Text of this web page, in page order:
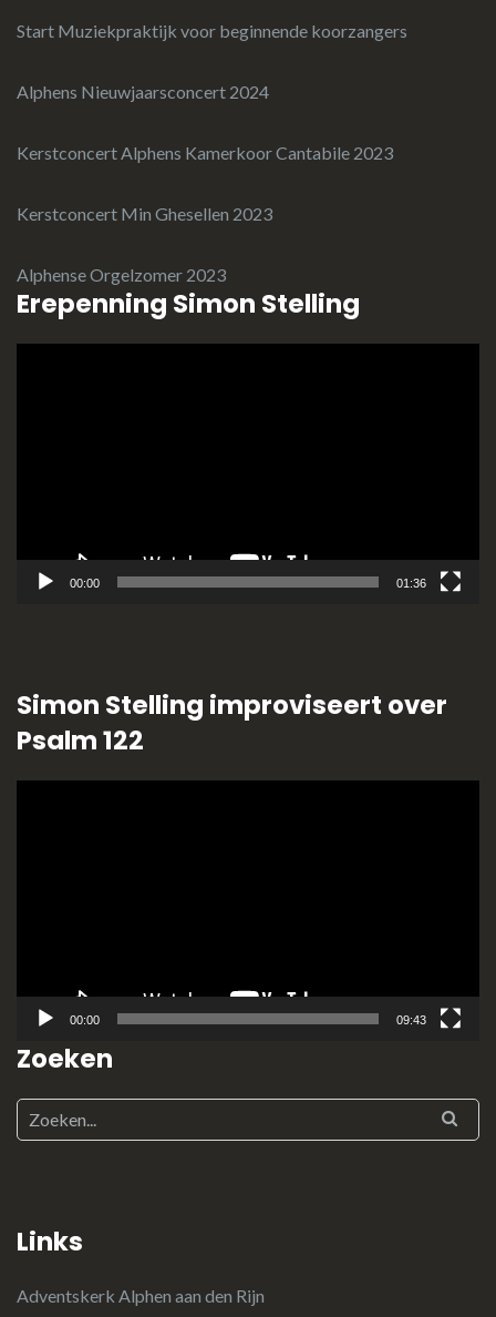
Start Muziekpraktijk voor beginnende koorzangers
Alphens Nieuwjaarsconcert 2024
Kerstconcert Alphens Kamerkoor Cantabile 2023
Kerstconcert Min Ghesellen 2023
Alphense Orgelzomer 2023
Erepenning Simon Stelling
00:00 01:36
Simon Stelling improviseert over
Psalm 122
00:00 09:43
Zoeken
Links
Adventskerk Alphen aan den Rijn